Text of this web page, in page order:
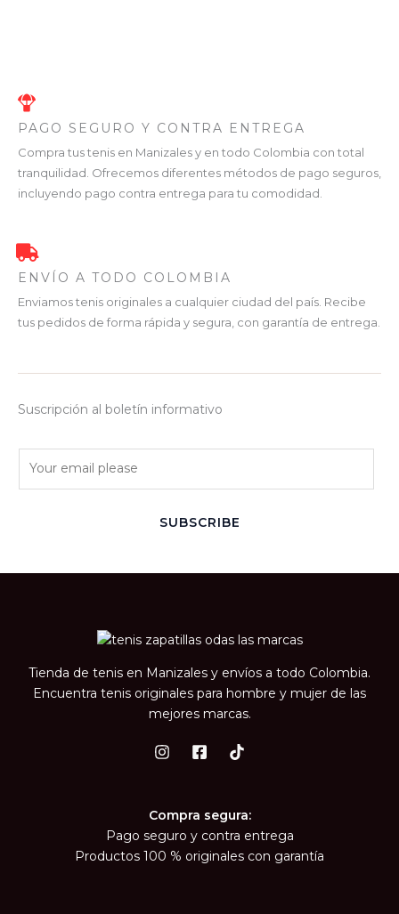
PAGO SEGURO Y CONTRA ENTREGA
Compra tus tenis en Manizales y en todo Colombia con total
tranquilidad. Ofrecemos diferentes métodos de pago seguros,
incluyendo pago contra entrega para tu comodidad.
ENVÍO A TODO COLOMBIA
Enviamos tenis originales a cualquier ciudad del país. Recibe
tus pedidos de forma rápida y segura, con garantía de entrega.
Suscripción al boletín informativo
SUBSCRIBE
Tienda de tenis en Manizales y envíos a todo Colombia.
Encuentra tenis originales para hombre y mujer de las
mejores marcas.
Compra segura:
Pago seguro y contra entrega
Productos 100 % originales con garantía